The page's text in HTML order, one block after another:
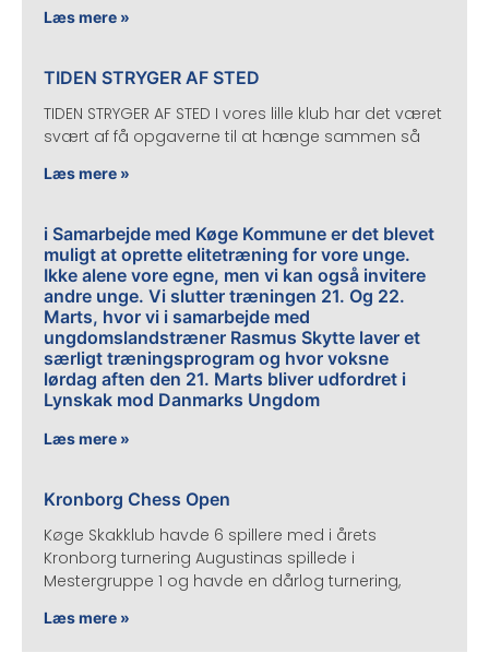
Læs mere »
TIDEN STRYGER AF STED
TIDEN STRYGER AF STED I vores lille klub har det været
svært af få opgaverne til at hænge sammen så
Læs mere »
i Samarbejde med Køge Kommune er det blevet
muligt at oprette elitetræning for vore unge.
Ikke alene vore egne, men vi kan også invitere
andre unge. Vi slutter træningen 21. Og 22.
Marts, hvor vi i samarbejde med
ungdomslandstræner Rasmus Skytte laver et
særligt træningsprogram og hvor voksne
lørdag aften den 21. Marts bliver udfordret i
Lynskak mod Danmarks Ungdom
Læs mere »
Kronborg Chess Open
Køge Skakklub havde 6 spillere med i årets
Kronborg turnering Augustinas spillede i
Mestergruppe 1 og havde en dårlog turnering,
Læs mere »